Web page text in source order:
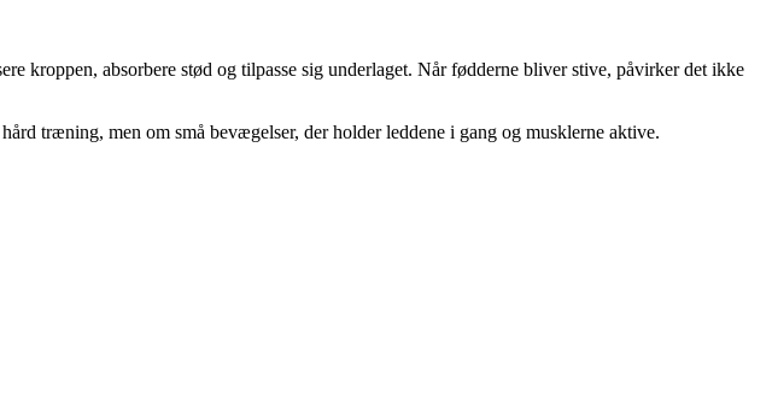
kroppen, absorbere stød og tilpasse sig underlaget. Når fødderne bliver stive, påvirker det ikke
træning, men om små bevægelser, der holder leddene i gang og musklerne aktive.